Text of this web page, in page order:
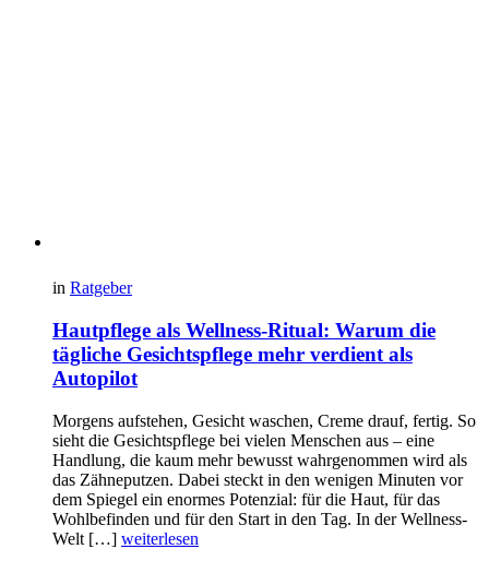
in Ratgeber
Hautpflege als Wellness-Ritual: Warum die
tägliche Gesichtspflege mehr verdient als
Autopilot
Morgens aufstehen, Gesicht waschen, Creme drauf, fertig. So
sieht die Gesichtspflege bei vielen Menschen aus – eine
Handlung, die kaum mehr bewusst wahrgenommen wird als
das Zähneputzen. Dabei steckt in den wenigen Minuten vor
dem Spiegel ein enormes Potenzial: für die Haut, für das
Wohlbefinden und für den Start in den Tag. In der Wellness-
Welt […] weiterlesen